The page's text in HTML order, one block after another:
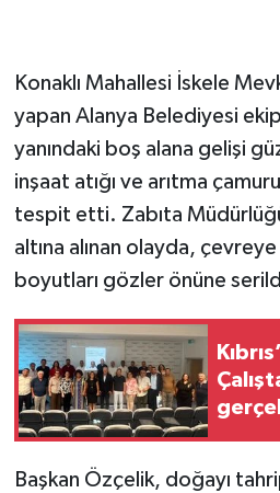
Konaklı Mahallesi İskele
yapan Alanya Belediyesi
yanındaki boş alana gelişi
inşaat atığı ve arıtma
tespit etti. Zabıta
altına alınan olayda,
boyutları gözler önüne
Başkan Özçelik, doğayı